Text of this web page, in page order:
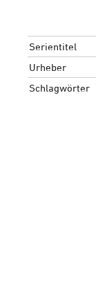
Serientitel
Urheber
Schlagwörter